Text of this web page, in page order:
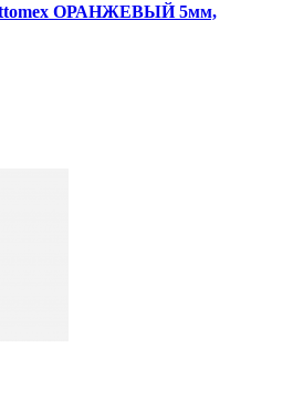
ОРАНЖЕВЫЙ 5мм,